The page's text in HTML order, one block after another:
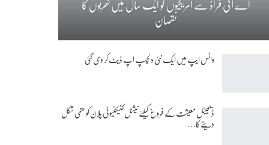
اے آئی فراڈ سے امریکیوں کو ایک سال میں کھربوں کا
نقصان
واٹس ایپ میں ایک نئی دلچسپ اپ ڈیٹ کر دی گئی
ڈیجیٹل معیشت کے فروغ کیلئے نیشنل کنیکٹیوٹی پلان کو حتمی شکل
دینے کا…